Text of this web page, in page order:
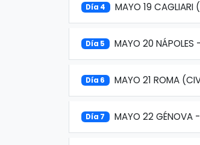
Día 4 MAYO 19 CAGLIARI
Día 5 MAYO 20 NÁPOLES
Día 6 MAYO 21 ROMA
Día 7 MAYO 22 GÉNOVA